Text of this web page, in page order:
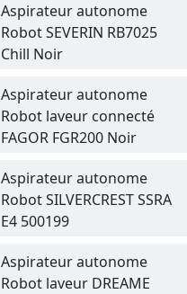
Aspirateur autonome
Robot SEVERIN RB7025
Chill Noir
Aspirateur autonome
Robot laveur connecté
FAGOR FGR200 Noir
Aspirateur autonome
Robot SILVERCREST SSRA
E4 500199
Aspirateur autonome
Robot laveur DREAME